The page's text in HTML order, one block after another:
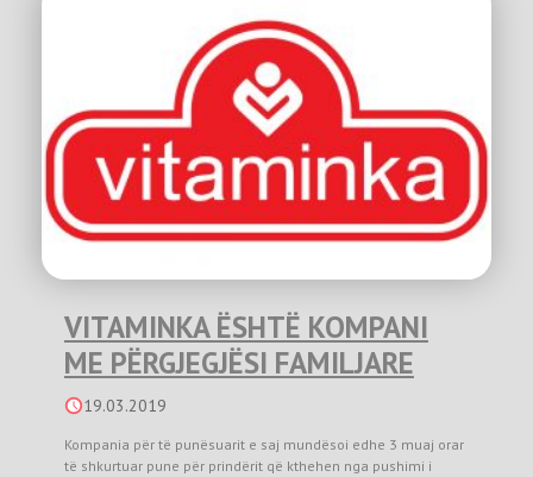
VITAMINKA ËSHTË KOMPANI
ME PËRGJEGJËSI FAMILJARE
19.03.2019
Kompania për të punësuarit e saj mundësoi edhe 3 muaj orar
të shkurtuar pune për prindërit që kthehen nga pushimi i